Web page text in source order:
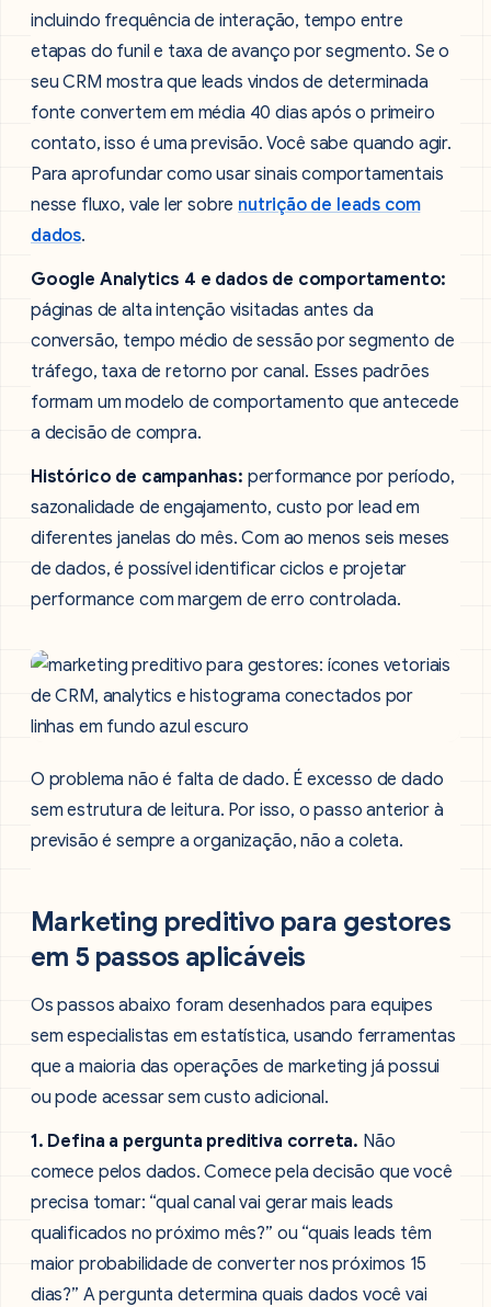
incluindo frequência de interação, tempo entre
etapas do funil e taxa de avanço por segmento. Se o
seu CRM mostra que leads vindos de determinada
fonte convertem em média 40 dias após o primeiro
contato, isso é uma previsão. Você sabe quando agir.
Para aprofundar como usar sinais comportamentais
nesse fluxo, vale ler sobre nutrição de leads com
dados.
Google Analytics 4 e dados de comportamento:
páginas de alta intenção visitadas antes da
conversão, tempo médio de sessão por segmento de
tráfego, taxa de retorno por canal. Esses padrões
formam um modelo de comportamento que antecede
a decisão de compra.
Histórico de campanhas: performance por período,
sazonalidade de engajamento, custo por lead em
diferentes janelas do mês. Com ao menos seis meses
de dados, é possível identificar ciclos e projetar
performance com margem de erro controlada.
O problema não é falta de dado. É excesso de dado
sem estrutura de leitura. Por isso, o passo anterior à
previsão é sempre a organização, não a coleta.
Marketing preditivo para gestores
em 5 passos aplicáveis
Os passos abaixo foram desenhados para equipes
sem especialistas em estatística, usando ferramentas
que a maioria das operações de marketing já possui
ou pode acessar sem custo adicional.
1. Defina a pergunta preditiva correta. Não
comece pelos dados. Comece pela decisão que você
precisa tomar: “qual canal vai gerar mais leads
qualificados no próximo mês?” ou “quais leads têm
maior probabilidade de converter nos próximos 15
dias?” A pergunta determina quais dados você vai